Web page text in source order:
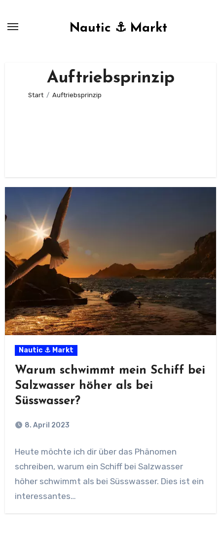
Nautic ⚓ Markt
Auftriebsprinzip
Start Auftriebsprinzip
Nautic ⚓ Markt
Warum schwimmt mein Schiff bei
Salzwasser höher als bei
Süsswasser?
8. April 2023
Heute möchte ich dir über das Phänomen
schreiben, warum ein Schiff bei Salzwasser
höher schwimmt als bei Süsswasser. Dies ist ein
interessantes…